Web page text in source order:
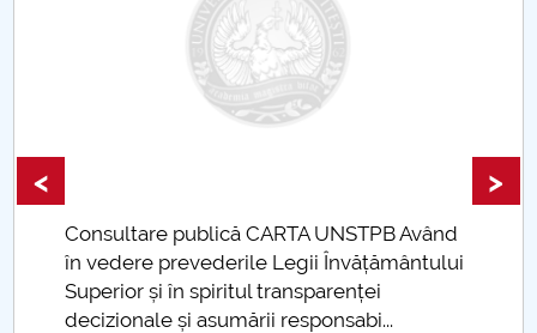
IOSUD/CSUD-Doctorate
Comisie de etica unversitară
Evenimente CUP
Accesibilitate pentru studenții cu dizabilități
Raportul Conducerii Centrului Universitar Pitești
privind implementarea Planului Operațional 2020-
Consultare publică CARTA UNSTPB Având
în vedere prevederile Legii Învățământului
Superior și în spiritul transparenței
decizionale și asumării responsabi...
< >